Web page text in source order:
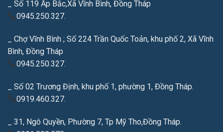
_ Số 119 Ấp Bắc,Xã Vĩnh Bình, Đồng Tháp
0945.250.327.
_ Chợ Vĩnh Bình ; Số 224 Trần Quốc Toản, khu phố 2, Xã Vĩnh
Bình, Đồng Tháp
0945.250.327.
_ Số 02 Trương Định, khu phố 1, phường 1, Đồng Tháp.
0919.460.327.
_ 31, Ngô Quyền, Phường 7, Tp Mỹ Tho,Đồng Tháp.